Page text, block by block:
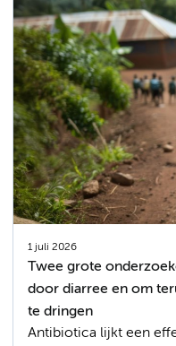
1 juli 2026
Twee grote
door diarree en om
te dringen
Antibiotica lijkt een